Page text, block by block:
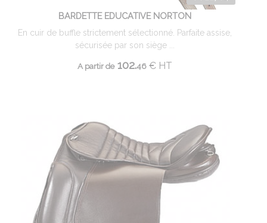
BARDETTE EDUCATIVE NORTON
En cuir de buffle strictement sélectionné. Parfaite assise,
sécurisée par son siège ...
A partir de102.46 €HT